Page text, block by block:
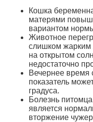
Кошка
матерями
вариантом
Животное
слишком жарким
на открытом
недостаточно
Вечернее время
показатель
градуса.
Болезнь
является
вторжение